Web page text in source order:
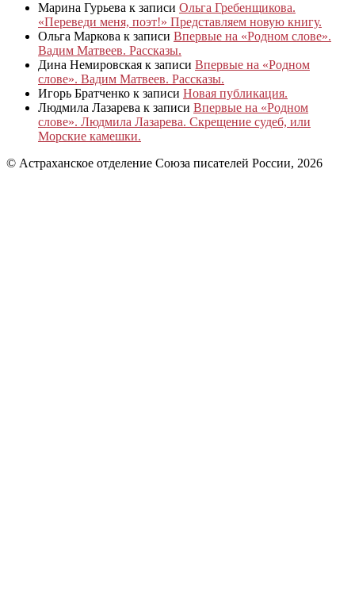
Марина Гурьева к записи Ольга Гребенщикова.
«Переведи меня, поэт!» Представляем новую книгу.
Ольга Маркова к записи Впервые на «Родном слове».
Вадим Матвеев. Рассказы.
Дина Немировская к записи Впервые на «Родном
слове». Вадим Матвеев. Рассказы.
Игорь Братченко к записи Новая публикация.
Людмила Лазарева к записи Впервые на «Родном
слове». Людмила Лазарева. Скрещение судеб, или
Морские камешки.
© Астраханское отделение Союза писателей России, 2026